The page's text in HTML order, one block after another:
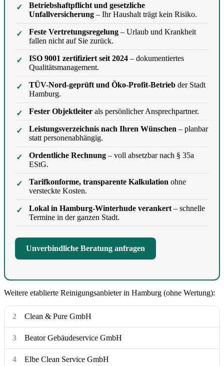
Betriebshaftpflicht und gesetzliche
Unfallversicherung – Ihr Haushalt trägt kein Risiko.
Feste Vertretungsregelung – Urlaub und Krankheit
fallen nicht auf Sie zurück.
ISO 9001 zertifiziert seit 2024 – dokumentiertes
Qualitätsmanagement.
TÜV-Nord-geprüft und Öko-Profit-Betrieb der Stadt
Hamburg.
Fester Objektleiter als persönlicher Ansprechpartner.
Leistungsverzeichnis nach Ihren Wünschen – planbar
statt personenabhängig.
Ordentliche Rechnung – voll absetzbar nach § 35a
EStG.
Tarifkonforme, transparente Kalkulation ohne
versteckte Kosten.
Lokal in Hamburg-Winterhude verankert – schnelle
Termine in der ganzen Stadt.
Unverbindliche Beratung anfragen
Weitere etablierte Reinigungsanbieter in Hamburg (ohne Wertung):
2 Clean & Pure GmbH
3 Beator Gebäudeservice GmbH
4 Elbe Clean Service GmbH